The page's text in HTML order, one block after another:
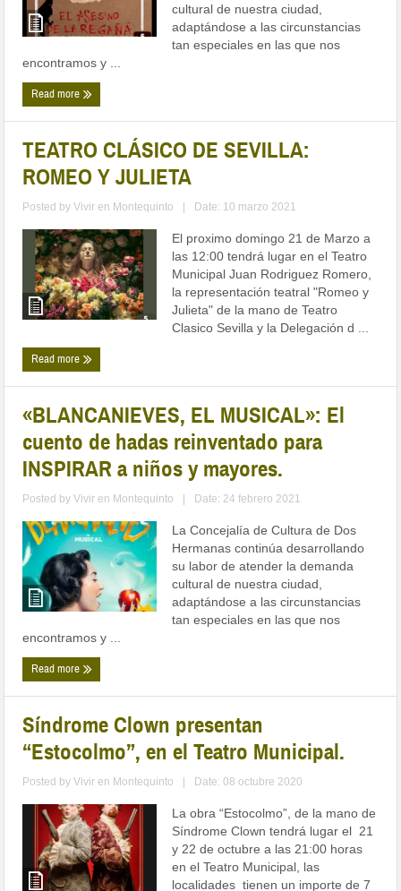
cultural de nuestra ciudad,
adaptándose a las circunstancias
tan especiales en las que nos
encontramos y ...
Read more
TEATRO CLÁSICO DE SEVILLA:
ROMEO Y JULIETA
Posted byVivir en Montequinto Date: 10 marzo 2021
El proximo domingo 21 de Marzo a
las 12:00 tendrá lugar en el Teatro
Municipal Juan Rodriguez Romero,
la representación teatral "Romeo y
Julieta" de la mano de Teatro
Clasico Sevilla y la Delegación d ...
Read more
«BLANCANIEVES, EL MUSICAL»: El
cuento de hadas reinventado para
INSPIRAR a niños y mayores.
Posted byVivir en Montequinto Date: 24 febrero 2021
La Concejalía de Cultura de Dos
Hermanas continúa desarrollando
su labor de atender la demanda
cultural de nuestra ciudad,
adaptándose a las circunstancias
tan especiales en las que nos
encontramos y ...
Read more
Síndrome Clown presentan
“Estocolmo”, en el Teatro Municipal.
Posted byVivir en Montequinto Date: 08 octubre 2020
La obra “Estocolmo”, de la mano de
Síndrome Clown tendrá lugar el 21
y 22 de octubre a las 21:00 horas
en el Teatro Municipal, las
localidades tienen un importe de 7